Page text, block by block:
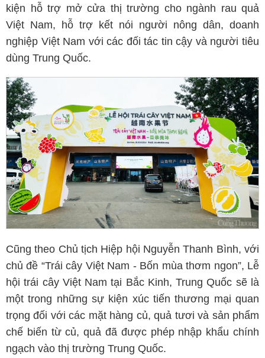
kiện hỗ trợ mở cửa thị trường cho ngành rau quả
Việt Nam, hỗ trợ kết nói người nông dân, doanh
nghiệp Việt Nam với các đối tác tin cậy và người tiêu
dùng Trung Quốc.
Cũng theo Chủ tịch Hiệp hội Nguyễn Thanh Bình, với
chủ đề “Trái cây Việt Nam - Bốn mùa thơm ngon”, Lễ
hội trái cây Việt Nam tại Bắc Kinh, Trung Quốc sẽ là
một trong những sự kiện xúc tiến thương mại quan
trọng đối với các mặt hàng củ, quả tươi và sản phẩm
chế biến từ củ, quả đã được phép nhập khẩu chính
ngạch vào thị trường Trung Quốc.